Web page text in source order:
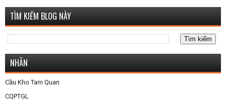
TÌM KIẾM BLOG NÀY
NHÃN
Cầu Kho Tam Quan
CQPTGL